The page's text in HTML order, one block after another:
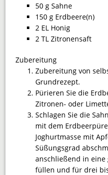
50 g Sahne
150 g Erdbeere(n)
2 EL Honig
2 TL Zitronensaft
Zubereitung
Zubereitung von
Grundrezept.
Pürieren Sie die
Zitronen- oder
Schlagen Sie die
mit dem
Joghurtmasse mit
Süßungsgrad
anschließend in eine
füllen und für drei